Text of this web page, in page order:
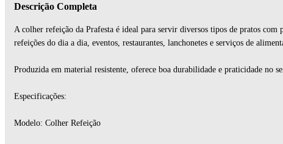
Descrição Completa
A colher refeição da Prafesta é ideal para servir diversos tipos de pratos
refeições do dia a dia, eventos, restaurantes, lanchonetes e serviços de
Produzida em material resistente, oferece boa durabilidade e praticidade no
Especificações:
Modelo: Colher Refeição